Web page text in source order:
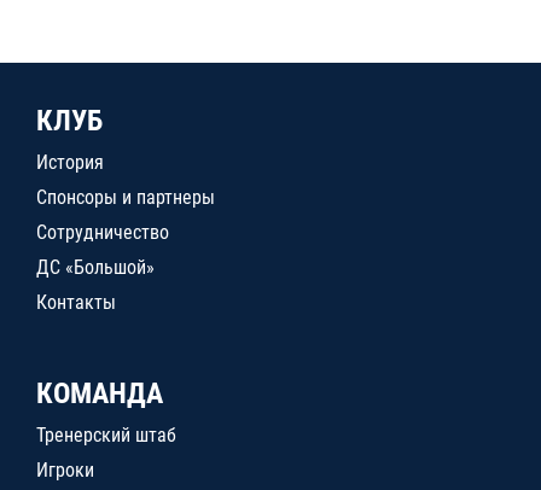
КЛУБ
История
Спонсоры и партнеры
Сотрудничество
ДС «Большой»
Контакты
КОМАНДА
Тренерский штаб
Игроки